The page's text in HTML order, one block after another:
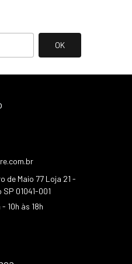
de Maio 77 Loja 21 -
01041-001
10h às 18h